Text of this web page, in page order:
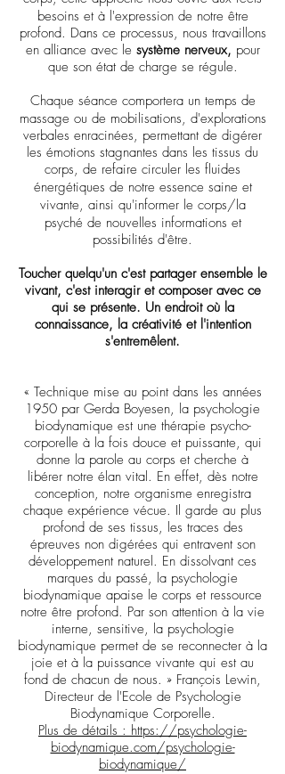
besoins et à l'expressionde notre être
profond. Dans ce processus, nous travaillons
en alliance avec le système nerveux, pour
que son état de charge se régule.
Chaque séance comportera un temps de
massage ou de mobilisations, d'explorations
verbales enracinées, permettant de digérer
les émotions stagnantes dans les tissus du
corps, de refaire circuler les fluides
énergétiques de notre essence saine et
vivante, ainsi qu'informer le corps/la
psyché de nouvelles informations et
possibilités d'être.
Toucher quelqu'un c'est partager ensemble le
vivant, c'est interagir et composer avec ce
qui se présente. Un endroit où la
connaissance, la créativité et l'intention
s'entremêlent.
« Technique mise au point dans les années
1950 par Gerda Boyesen, la psychologie
biodynamique est une thérapie psycho-
corporelle à la fois douce et puissante, qui
donne la parole au corps et cherche à
libérer notre élan vital. En effet, dès notre
conception, notre organisme enregistra
chaque expérience vécue. Il garde au plus
profond de ses tissus, les traces des
épreuves non digérées qui entravent son
développement naturel. En dissolvant ces
marques du passé, la psychologie
biodynamique apaise le corps et ressource
notre être profond. Par son attention à la vie
interne, sensitive, la psychologie
biodynamique permet de se reconnecter à la
joie et à la puissance vivante qui est au
fond de chacun de nous. » François Lewin,
Directeur de l'Ecole de Psychologie
Biodynamique Corporelle.
Plus de détails : https://psychologie-
biodynamique.com/psychologie-
biodynamique/